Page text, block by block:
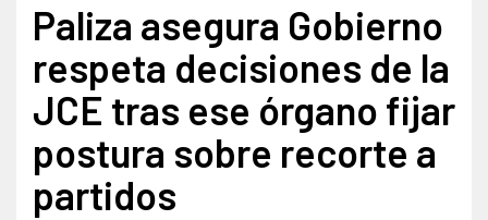
Paliza asegura Gobierno
respeta decisiones de la
JCE tras ese órgano fijar
postura sobre recorte a
partidos